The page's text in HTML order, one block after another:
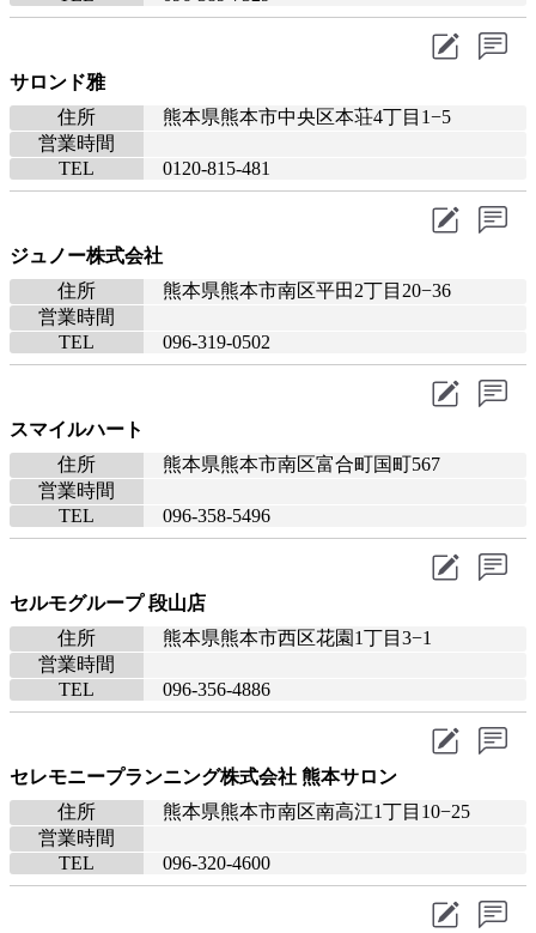
サロンド雅
住所
熊本県熊本市中央区本荘4丁目1−5
営業時間
TEL
0120-815-481
ジュノー株式会社
住所
熊本県熊本市南区平田2丁目20−36
営業時間
TEL
096-319-0502
スマイルハート
住所
熊本県熊本市南区富合町国町567
営業時間
TEL
096-358-5496
セルモグループ 段山店
住所
熊本県熊本市西区花園1丁目3−1
営業時間
TEL
096-356-4886
セレモニープランニング株式会社 熊本サロン
住所
熊本県熊本市南区南高江1丁目10−25
営業時間
TEL
096-320-4600